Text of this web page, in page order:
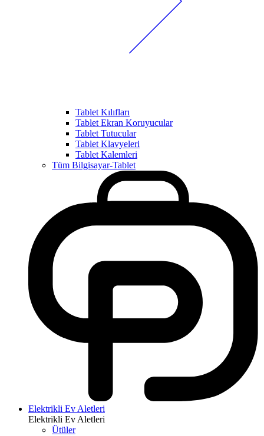
Tablet Kılıfları
Tablet Ekran Koruyucular
Tablet Tutucular
Tablet Klavyeleri
Tablet Kalemleri
Tüm Bilgisayar-Tablet
Elektrikli Ev Aletleri
Elektrikli Ev Aletleri
Ütüler